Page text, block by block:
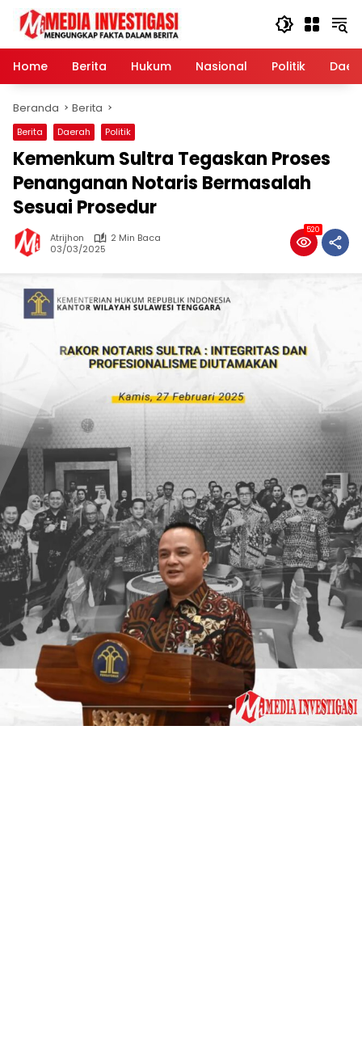
Langsung
konten
Home
Berita Hukum Nasional Politik
Beranda Berita
Berita Daerah Politik
Kemenkum Sultra Tegaskan Proses
Penanganan Notaris Bermasalah
Sesuai Prosedur
Atrijhon
2 Min Baca
03/03/2025
520